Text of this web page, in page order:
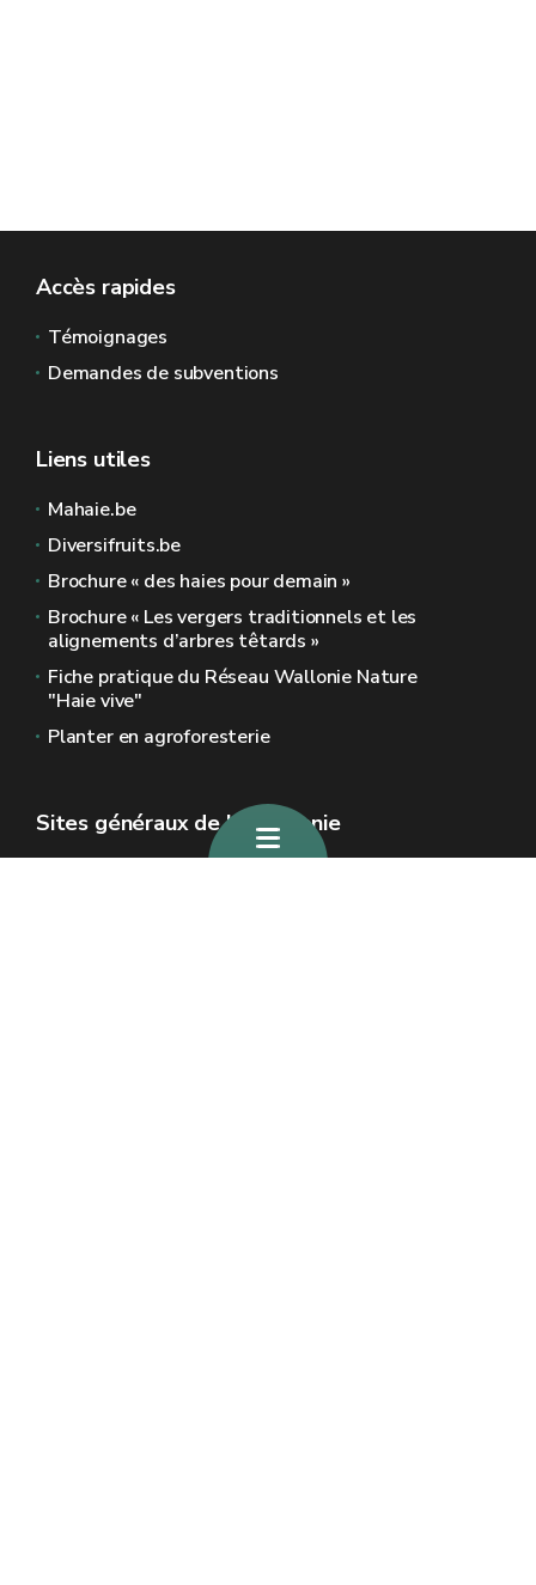
Accès rapides
Témoignages
Demandes de subventions
Liens utiles
Mahaie.be
Diversifruits.be
Brochure « des haies pour demain »
Brochure « Les vergers traditionnels et les
alignements d’arbres têtards »
Fiche pratique du Réseau Wallonie Nature
"Haie vive"
Planter en agroforesterie
Sites généraux de la Wallonie